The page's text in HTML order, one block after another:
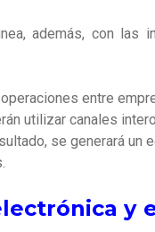
además, con las
entre
utilizar canales
se generará un
y